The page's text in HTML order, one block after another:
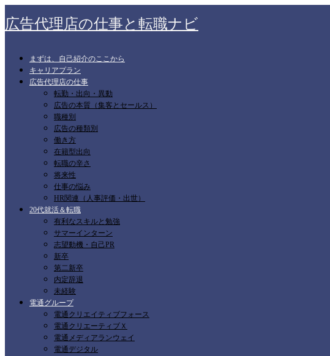
広告代理店の仕事と転職ナビ
まずは、自己紹介のここから
キャリアプラン
広告代理店の仕事
転勤・出向・異動
広告の本質（集客とセールス）
職種別
広告の種類別
働き方
在籍型出向
転職の辛さ
将来性
仕事の悩み
HR関連（人事評価・出世）
20代就活＆転職
有利なスキルと勉強
サマーインターン
志望動機・自己PR
新卒
第二新卒
内定辞退
未経験
電通グループ
電通クリエイティブフォース
電通クリエーティブＸ
電通メディアランウェイ
電通デジタル